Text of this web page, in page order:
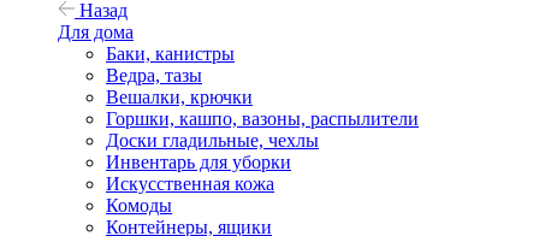
Назад
Для дома
Баки, канистры
Ведра, тазы
Вешалки, крючки
Горшки, кашпо, вазоны, распылители
Доски гладильные, чехлы
Инвентарь для уборки
Искусственная кожа
Комоды
Контейнеры, ящики